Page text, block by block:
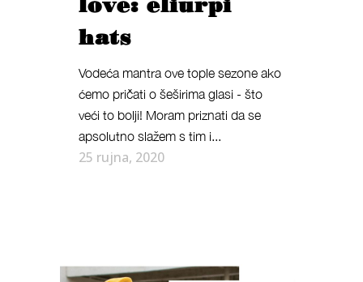
love: eliurpi
hats
Vodeća mantra ove tople sezone ako
ćemo pričati o šeširima glasi - što
veći to bolji! Moram priznati da se
apsolutno slažem s tim i...
25 rujna, 2020